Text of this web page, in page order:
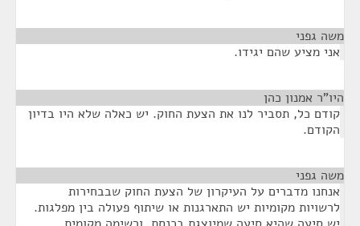
משה גפני
אני מציע שהם יגידו.
היו"ר אמנון כהן
קודם כל, תסביר לנו את הצעת החוק. יש כאלה שלא היו בדיון
הקודם.
משה גפני
אנחנו מדברים על העיקרון של הצעת החוק שבבחירות
לרשויות מקומיות יש התארגנות או שיתוף פעולה בין מפלגות.